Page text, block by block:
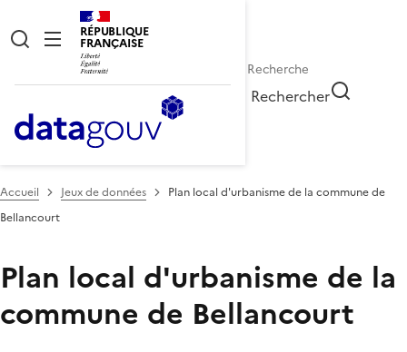
RÉPUBLIQUE
FRANÇAISE
Rechercher
Accueil Jeux de données
Plan local d'urbanisme de la commune de
Bellancourt
Plan local d'urbanisme de la
commune de Bellancourt